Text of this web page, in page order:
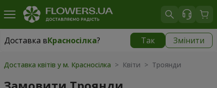
Доставка вКрасносілка? Так Змінити
Доставка вКрасносілка| безкоштовно
Доставка квітів у м. Красносілка > Квіти > Троянди